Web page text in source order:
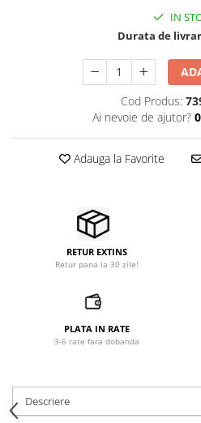
Microfoane Suspendabile
Microfoane wireless si sisteme
Stative de microfon
Accesorii de microfoane
Controllere MIDI - USB DAW
Controllere monitoare de studio
Interfete audio
Interfete MIDI si Cabluri Midi-USB
Microfoane de studio
Pop filtre
Preamplificatoare
IN
Durata de
Cod Produs:
Ai nevoie de ajutor?
Adauga la Favorite
RETUR EXTINS
Retur pana la 30 zile!
PLATA IN RATE
3-6 rate fara dobanda
Descriere